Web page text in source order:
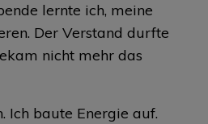
lernte ich, meine
Der Verstand durfte
nicht mehr das
Ich baute Energie auf.